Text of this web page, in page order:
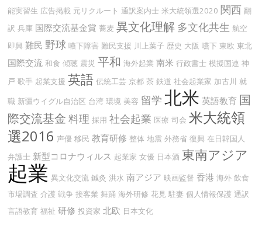
能実習生 広告掲載 元リクルート 通訳案内士 米大統領選2020 関西 翻
訳 兵庫 国際交流基金賞 蕎麦 異文化理解 多文化共生 航空
即興 難民 野球 嚥下障害 難民支援 川上葉子 歴史 大阪 嚥下 東欧 東北
国際交流 和食 傾聴 震災 平和 海外起業 南米 行政書士 模擬国連 神
戸 歌手 起業支援 英語 伝統工芸 京都 茶 鉄道 社会起業家 加古川 就
職 新疆ウイグル自治区 台湾 環境 美容 留学 北米 英語教育 国
際交流基金 料理 採用 社会起業 医療 司会 米大統領
選2016 声優 移民 教育研修 整体 地震 外務省 復興 在日韓国人
弁護士 新型コロナウィルス 起業家 女優 日本酒 東南アジア
起業 異文化交流 鍼灸 洪水 南アジア 映画監督 香港 海外 飲食
市場調査 介護 戦争 接客業 舞踊 海外研修 花見 駐妻 個人情報保護 通訳
言語教育 福祉 研修 投資家 北欧 日本文化